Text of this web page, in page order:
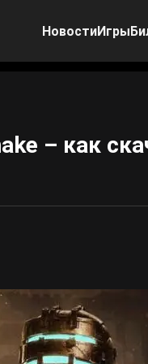
НовостиИгры
– как